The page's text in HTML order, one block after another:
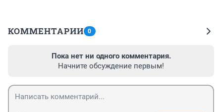
КОММЕНТАРИИ 0
Пока нет ни одного комментария.
Начните обсуждение первым!